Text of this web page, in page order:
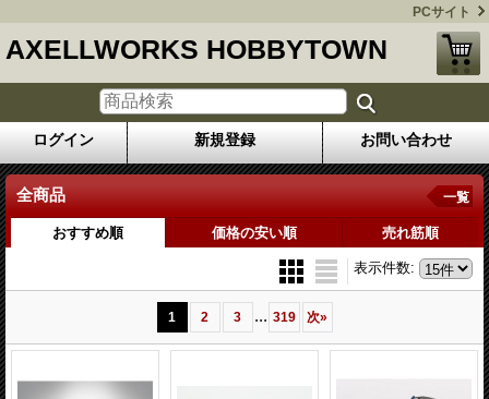
PCサイト
AXELLWORKS HOBBYTOWN
ログイン 新規登録 お問い合わせ
全商品 一覧
おすすめ順 価格の安い順 売れ筋順
表示件数:
1 2 3 ... 319 次»